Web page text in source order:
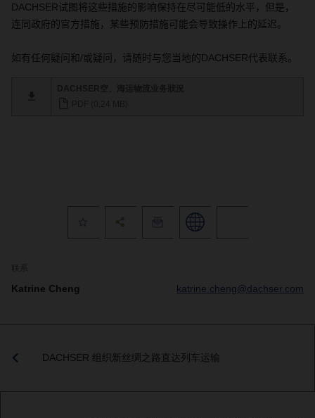
DACHSER试图将这些措施的影响保持在尽可能低的水平，但是，
连同政府的官方措施，某些预防措施可能会导致操作上的延迟。
如有任何疑问和/或疑问，请随时与您当地的DACHSER代表联系。
Katrine Cheng katrine.cheng@dachser.com
DACHSER 组织新丝绸之路直达列车运输